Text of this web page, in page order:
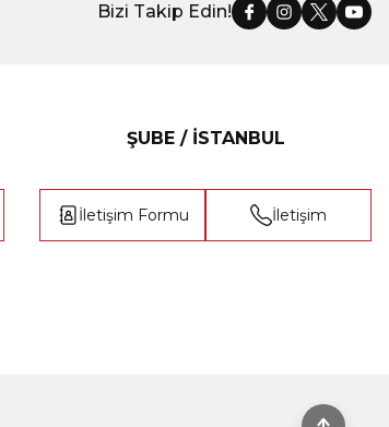
Bizi Takip Edin!
ŞUBE / İSTANBUL
İletişim Formu İletişim